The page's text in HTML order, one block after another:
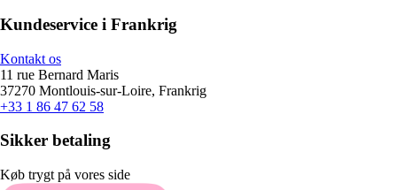
Kundeservice i Frankrig
Kontakt os
11 rue Bernard Maris
37270 Montlouis-sur-Loire, Frankrig
+33 1 86 47 62 58
Sikker betaling
Køb trygt på vores side